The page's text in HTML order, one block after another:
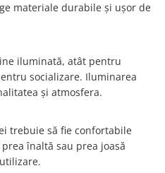
materiale durabile și ușor de
iluminată, atât pentru
socializare. Iluminarea
și atmosfera.
trebuie să fie confortabile
înaltă sau prea joasă